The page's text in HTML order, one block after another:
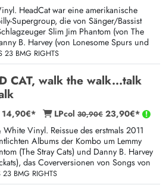
HeadCat war eine amerikanische
Supergroup, die von Sänger/Bassist
Slim Jim Phantom (von The
B. Harvey (von Lonesome Spurs und
23 BMG RIGHTS
CAT, walk the walk...talk
14,90€* LPcol 30,90€ 23,90€*
White Vinyl. Reissue des erstmals 2011
Albums der Kombo um Lemmy
(The Stray Cats) und Danny B. Harvey
das Coverversionen von Songs von
23 BMG RIGHTS